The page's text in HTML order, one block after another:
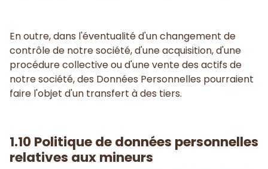
En outre, dans l'éventualité d'un changement de
contrôle de notre société, d'une acquisition, d'une
procédure collective ou d'une vente des actifs de
notre société, des Données Personnelles pourraient
faire l'objet d'un transfert à des tiers.
1.10 Politique de données personnelles
relatives aux mineurs